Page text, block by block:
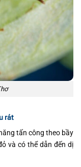
rát
tấn công theo bầy
và có thể dẫn đến dị